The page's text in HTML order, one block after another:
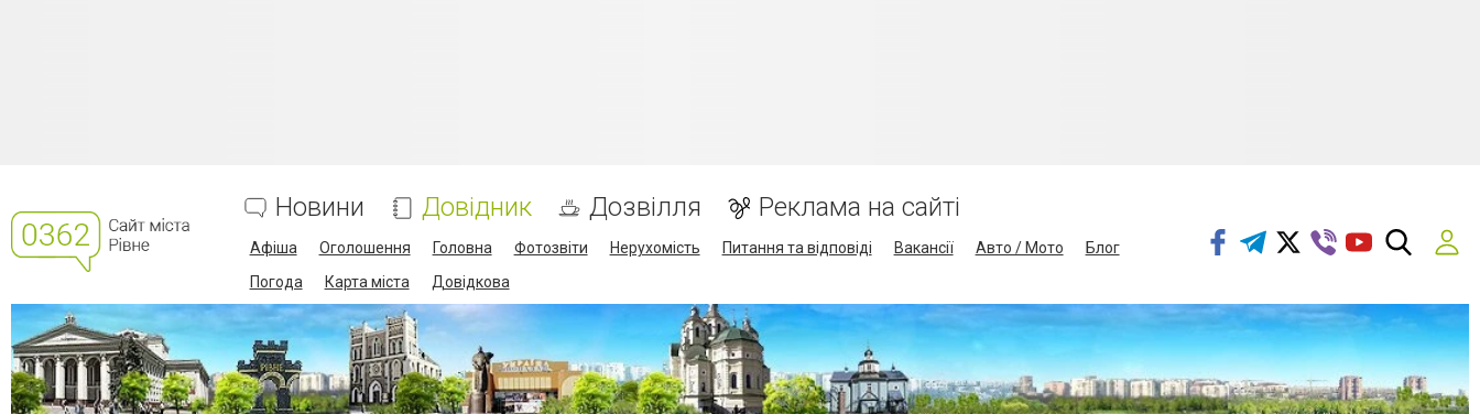
Новини Довідник Дозвілля Реклама на сайті
Афіша Оголошення Головна Фотозвіти Нерухомість Питання та відповіді Вакансії Авто / Мото
Блог
Погода
Карта міста Довідкова